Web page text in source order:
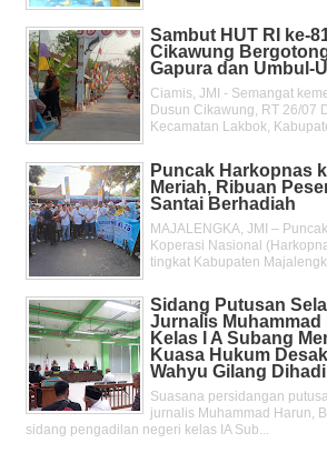
Sambut HUT RI ke-
Cikawung
Gapura dan Umbul-
Ciamis, JMI - Semangat
Dusun Cikawung, RT 26/07
Kecamatan Lakbok,
Puncak Harkopnas
Meriah, Ribuan
Santai Berhadiah
MAJALENGKA, JMI –
Koperasi Nasional
tingkat Kabupaten
Sidang Putusan
Jurnalis Muhammad
Kelas l A Subang
Kuasa Hukum
Wahyu Gilang
Suasana persidangan
jurnalis Muhammad Harun,
sidang pengadilan negeri kelas IA Sub...